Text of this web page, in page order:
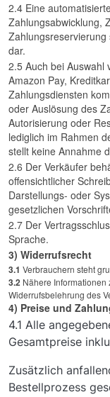
2.4 Eine
Zahlungsabwicklung,
dar.
2.5 Auch bei Auswahl
Amazon Pay,
Zahlungsdiensten
oder Auslösung des
Autorisierung oder
lediglich im Rahmen
stellt keine Annahme
2.6 Der Verkäufer
offensichtlicher
Darstellungs- oder
gesetzlichen
2.7 Der
Sprache.
3) Widerrufsrecht
3.1 Verbrauchern steht
3.2 Nähere
Widerrufsbelehrung des
4) Preise und
4.1 Alle
Gesamtpreise
Zusätzlich
Bestellprozess